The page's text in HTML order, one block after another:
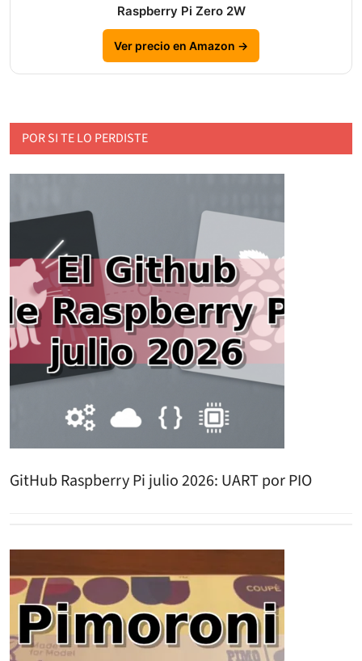
Raspberry Pi Zero 2W
Ver precio en Amazon →
POR SI TE LO PERDISTE
GitHub Raspberry Pi julio 2026: UART por PIO